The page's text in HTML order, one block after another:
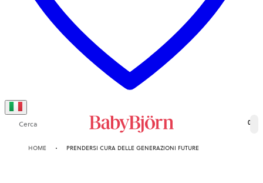
Cerca 0
HOME PRENDERSI CURA DELLE GENERAZIONI FUTURE